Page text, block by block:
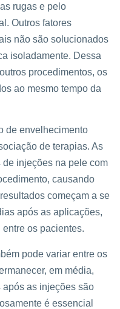
rugas e pelo
Outros fatores
não são solucionados
isoladamente. Dessa
procedimentos, os
ao mesmo tempo da
de envelhecimento
de terapias. As
injeções na pele com
causando
começam a se
após as aplicações,
os pacientes.
pode variar entre os
em média,
após as injeções são
é essencial